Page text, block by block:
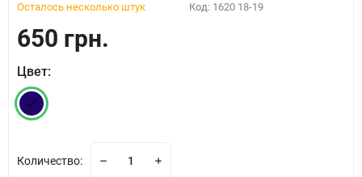
Осталось несколько штук Код: 1620 18-19
650 грн.
Цвет:
Количество: